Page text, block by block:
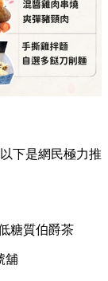
下是網民極力推
糖質伯爵茶
舖